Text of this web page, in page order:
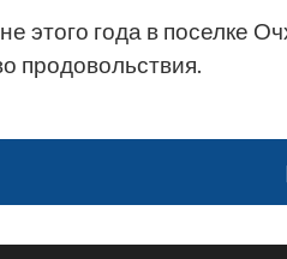
этого года в поселке
продовольствия.